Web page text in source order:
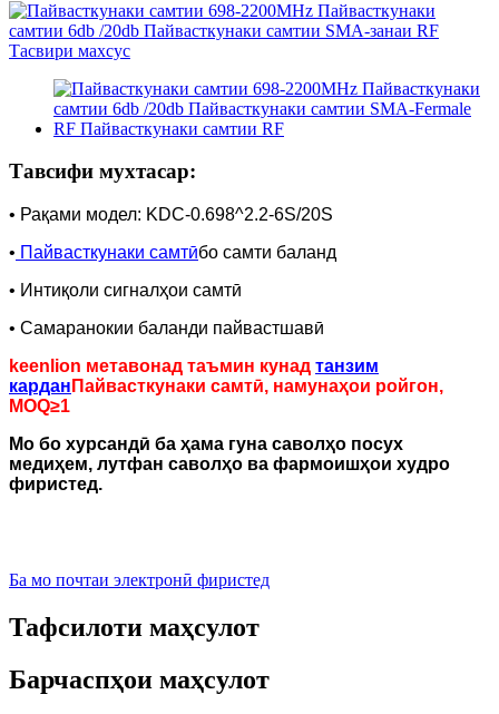
Тавсифи мухтасар:
• Рақами модел: KDC-0.698^2.2-6S/20S
• Пайвасткунаки самтӣбо самти баланд
• Интиқоли сигналҳои самтӣ
• Самаранокии баланди пайвастшавӣ
keenlion метавонад таъмин кунад танзим
кардан Пайвасткунаки самтӣ, намунаҳои ройгон,
MOQ≥1
Мо бо хурсандӣ ба ҳама гуна саволҳо посух
медиҳем, лутфан саволҳо ва фармоишҳои худро
фиристед.
Ба мо почтаи электронӣ фиристед
Тафсилоти маҳсулот
Барчаспҳои маҳсулот